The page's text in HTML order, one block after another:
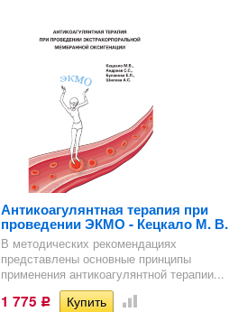
Антикоагулянтная терапия при
проведении ЭКМО - Кецкало М. В.
В методических рекомендациях
представлены основные принципы
применения антикоагулянтной терапии...
1 775 Р